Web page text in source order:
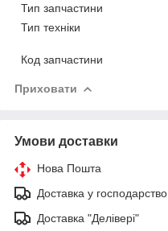
Тип запчастини
Тип техніки
Код запчастини
Приховати
Умови доставки
Нова Пошта
Доставка у господарство
Доставка "Делівері"